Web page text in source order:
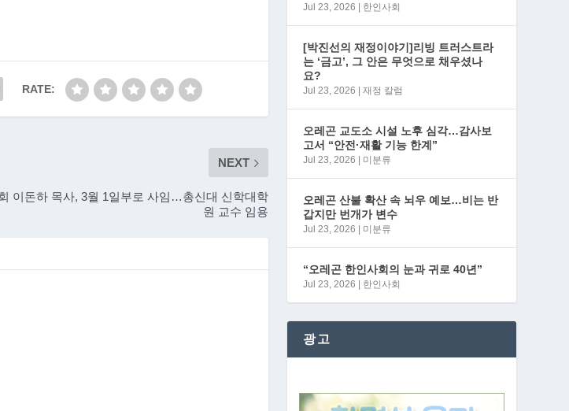
RATE:
NEXT
이돈하 목사, 3월 1일부로 사임…총신대 신학대학
원 교수 임용
Jul 23, 2026 한인사회
[박진선의 재정이야기]리빙 트러스트라
는 ‘금고’, 그 안은 무엇으로 채우셨나
요?
Jul 23, 2026 |재정 칼럼
오레곤 교도소 시설 노후 심각…감사보
고서 “안전·재활 기능 한계”
Jul 23, 2026 미분류
오레곤 산불 확산 속 뇌우 예보…비는 반
갑지만 번개가 변수
Jul 23, 2026 미분류
“오레곤 한인사회의 눈과 귀로 40년”
Jul 23, 2026 한인사회
광고